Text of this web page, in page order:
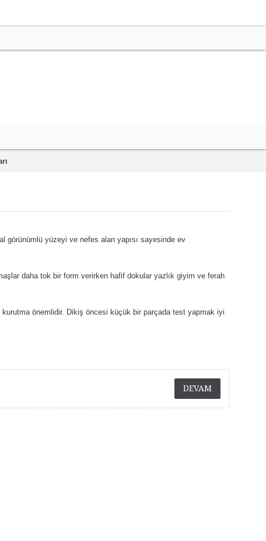
görünümlü yüzeyi ve nefes alan yapısı sayesinde ev
daha tok bir form verirken hafif dokular yazlık giyim ve ferah
önemlidir. Dikiş öncesi küçük bir parçada test yapmak iyi
DEVAM